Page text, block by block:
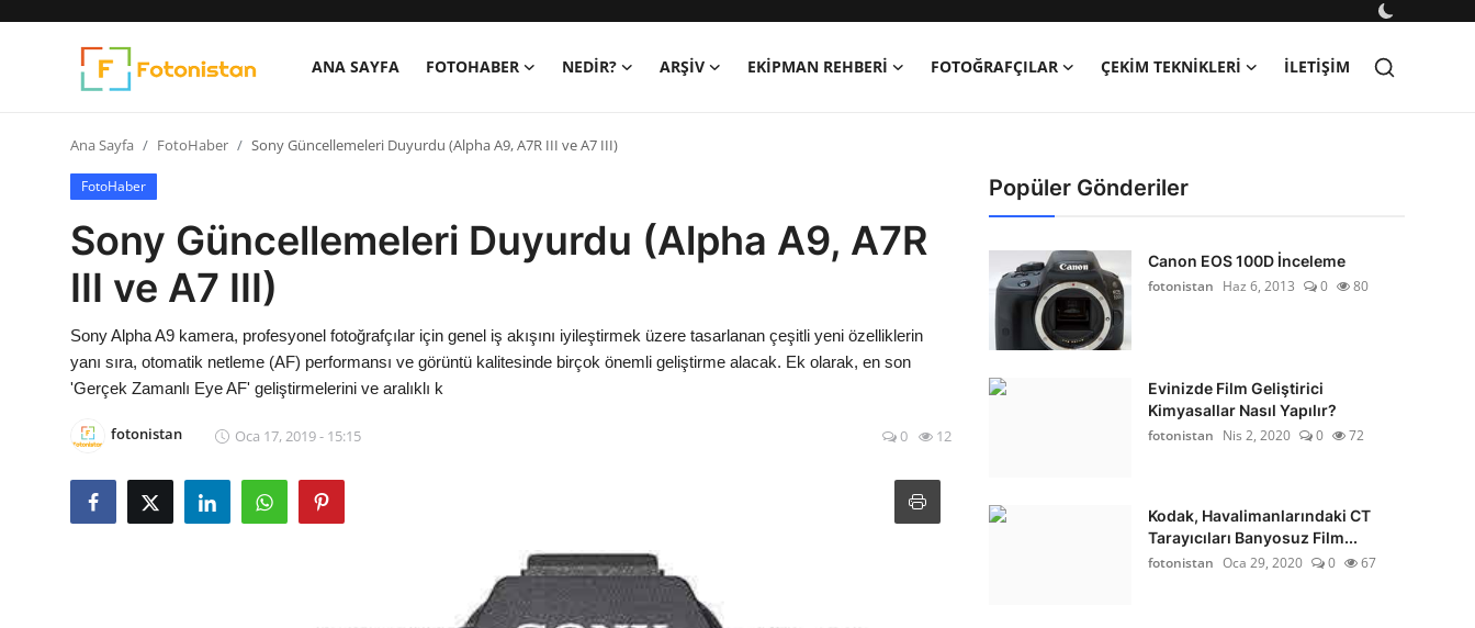
ANA SAYFA FOTOHABER NEDIR? ARŞİV EKIPMAN REHBERI FOTOĞRAFÇILAR ÇEKIM TEKNIKLERI İLETIŞIM
Ana Sayfa
FotoHaber
Ekipman Rehberi
İletişim
Ana Sayfa FotoHaber Sony Güncellemeleri Duyurdu (Alpha A9, A7R III ve A7 III)
FotoHaber
Sony Güncellemeleri Duyurdu (Alpha A9, A7R
III ve A7 III)
Sony Alpha A9 kamera, profesyonel fotoğrafçılar için genel iş akışını iyileştirmek üzere tasarlanan çeşitli yeni özelliklerin
yanı sıra, otomatik netleme (AF) performansı ve görüntü kalitesinde birçok önemli geliştirme alacak. Ek olarak, en son
'Gerçek Zamanlı Eye AF' geliştirmelerini ve aralıklı k
fotonistan Oca 17, 2019 - 15:15 0 12
Popüler Gönderiler
Canon EOS 100D İnceleme
fotonistan Haz 6, 2013 0 80
Evinizde Film Geliştirici
Kimyasallar Nasıl Yapılır?
fotonistan Nis 2, 2020 0 72
Kodak, Havalimanlarındaki CT
Tarayıcıları Banyosuz Film...
fotonistan Oca 29, 2020 0 67